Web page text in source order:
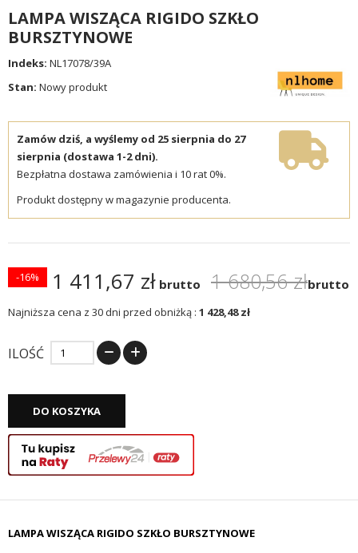
LAMPA WISZĄCA RIGIDO SZKŁO
BURSZTYNOWE
Indeks: NL17078/39A
Stan: Nowy produkt
Zamów dziś, a wyślemy od 25 sierpnia do 27
sierpnia (dostawa 1-2 dni).
Bezpłatna dostawa zamówienia i 10 rat 0%.
Produkt dostępny w magazynie producenta.
1 411,67 zł brutto 1 680,56 złbrutto
-16%
Najniższa cena z 30 dni przed obniżką : 1 428,48 zł
ILOŚĆ
DO KOSZYKA
LAMPA WISZĄCA RIGIDO SZKŁO BURSZTYNOWE